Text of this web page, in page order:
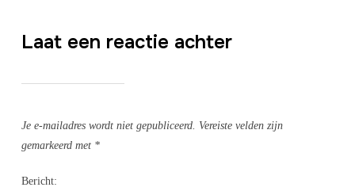
Laat een reactie achter
Je e-mailadres wordt niet gepubliceerd. Vereiste velden zijn
gemarkeerd met *
Bericht: